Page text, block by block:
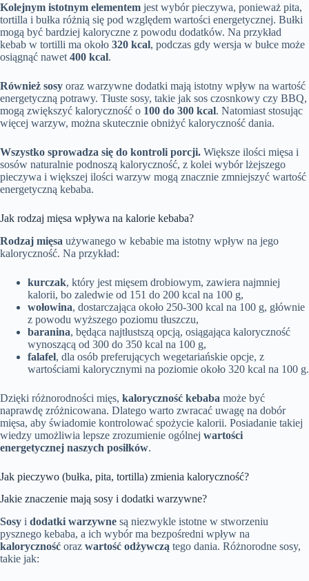
Kolejnym istotnym elementem jest wybór pieczywa, ponieważ pita,
tortilla i bułka różnią się pod względem wartości energetycznej. Bułki
mogą być bardziej kaloryczne z powodu dodatków. Na przykład
kebab w tortilli ma około 320 kcal, podczas gdy wersja w bułce może
osiągnąć nawet 400 kcal.
Również sosy oraz warzywne dodatki mają istotny wpływ na wartość
energetyczną potrawy. Tłuste sosy, takie jak sos czosnkowy czy BBQ,
mogą zwiększyć kaloryczność o 100 do 300 kcal. Natomiast stosując
więcej warzyw, można skutecznie obniżyć kaloryczność dania.
Wszystko sprowadza się do kontroli porcji. Większe ilości mięsa i
sosów naturalnie podnoszą kaloryczność, z kolei wybór lżejszego
pieczywa i większej ilości warzyw mogą znacznie zmniejszyć wartość
energetyczną kebaba.
Jak rodzaj mięsa wpływa na kalorie kebaba?
Rodzaj mięsa używanego w kebabie ma istotny wpływ na jego
kaloryczność. Na przykład:
kurczak, który jest mięsem drobiowym, zawiera najmniej
kalorii, bo zaledwie od 151 do 200 kcal na 100 g,
wołowina, dostarczająca około 250-300 kcal na 100 g, głównie
z powodu wyższego poziomu tłuszczu,
baranina, będąca najtłustszą opcją, osiągająca kaloryczność
wynoszącą od 300 do 350 kcal na 100 g,
falafel, dla osób preferujących wegetariańskie opcje, z
wartościami kalorycznymi na poziomie około 320 kcal na 100 g.
Dzięki różnorodności mięs, kaloryczność kebaba może być
naprawdę zróżnicowana. Dlatego warto zwracać uwagę na dobór
mięsa, aby świadomie kontrolować spożycie kalorii. Posiadanie takiej
wiedzy umożliwia lepsze zrozumienie ogólnej wartości
energetycznej naszych posiłków.
Jak pieczywo (bułka, pita, tortilla) zmienia kaloryczność?
Jakie znaczenie mają sosy i dodatki warzywne?
Sosy i dodatki warzywne są niezwykle istotne w stworzeniu
pysznego kebaba, a ich wybór ma bezpośredni wpływ na
kaloryczność oraz wartość odżywczą tego dania. Różnorodne sosy,
takie jak: